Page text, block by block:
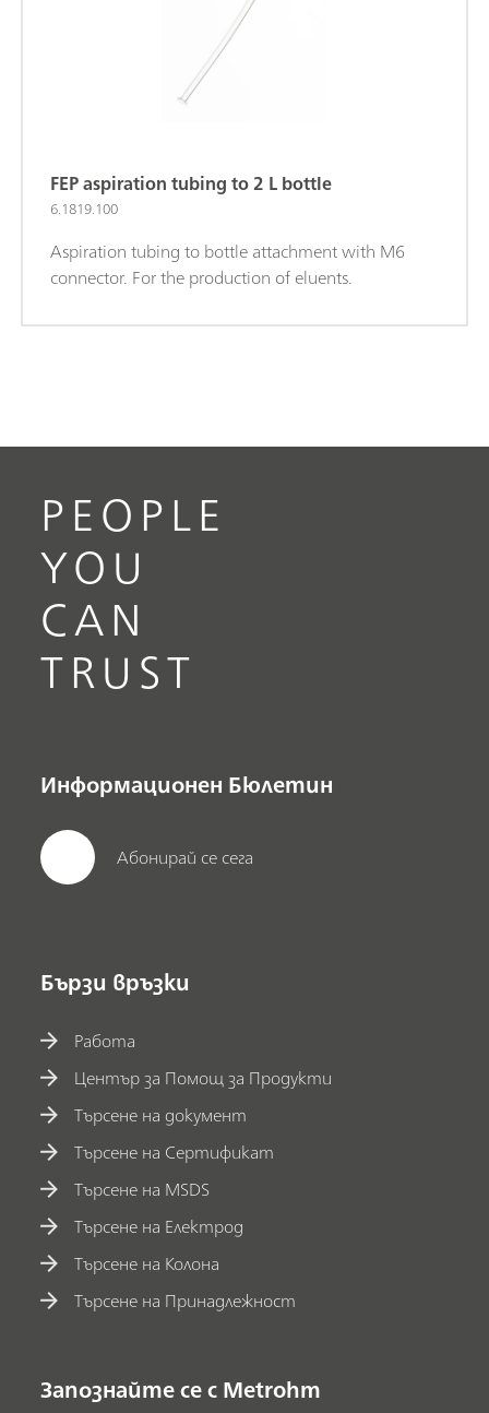
FEP aspiration tubing to 2 L bottle
6.1819.100
Aspiration tubing to bottle attachment with M6
connector. For the production of eluents.
PEOPLE
YOU
CAN
TRUST
Информационен Бюлетин
Абонирай се сега
Бързи връзки
Работа
Център за Помощ за Продукти
Търсене на документ
Търсене на Сертификат
Търсене на MSDS
Търсене на Електрод
Търсене на Колона
Търсене на Принадлежност
Запознайте се с Metrohm